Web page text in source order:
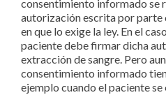
consentimiento informado se
autorización escrita por parte
en que lo exige la ley. En el
paciente debe firmar dicha
extracción de sangre. Pero
consentimiento informado
ejemplo cuando el paciente